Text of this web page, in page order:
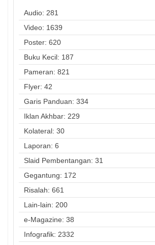
Audio: 281
Video: 1639
Poster: 620
Buku Kecil: 187
Pameran: 821
Flyer: 42
Garis Panduan: 334
Iklan Akhbar: 229
Kolateral: 30
Laporan: 6
Slaid Pembentangan: 31
Gegantung: 172
Risalah: 661
Lain-lain: 200
e-Magazine: 38
Infografik: 2332